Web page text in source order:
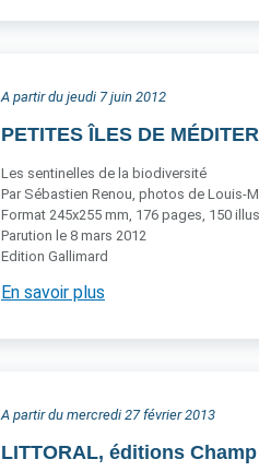
A partir du jeudi 7 juin 2012
PETITES ÎLES DE
Les sentinelles de la biodiversité
Par Sébastien Renou, photos de Louis-
Format 245x255 mm, 176 pages, 150
Parution le 8 mars 2012
Edition Gallimard
En savoir plus
A partir du mercredi 27 février 2013
LITTORAL, éditions